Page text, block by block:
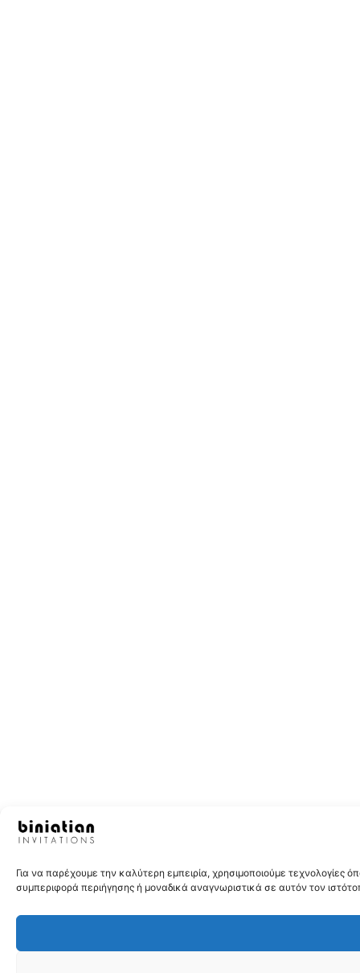
Για να παρέχουμε την καλύτερη εμπειρία, χρησιμοποιούμε
συμπεριφορά περιήγησης ή μοναδικά αναγνωριστικά σε αυτόν τον